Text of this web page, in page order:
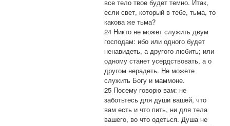
все тело твое будет темно. Итак,
если свет, который в тебе, тьма, то
какова же тьма?
24 Никто не может служить двум
господам: ибо или одного будет
ненавидеть, а другого любить; или
одному станет усердствовать, а о
другом нерадеть. Не можете
служить Богу и маммоне.
25 Посему говорю вам: не
заботьтесь для души вашей, что
вам есть и что пить, ни для тела
вашего, во что одеться. Душа не